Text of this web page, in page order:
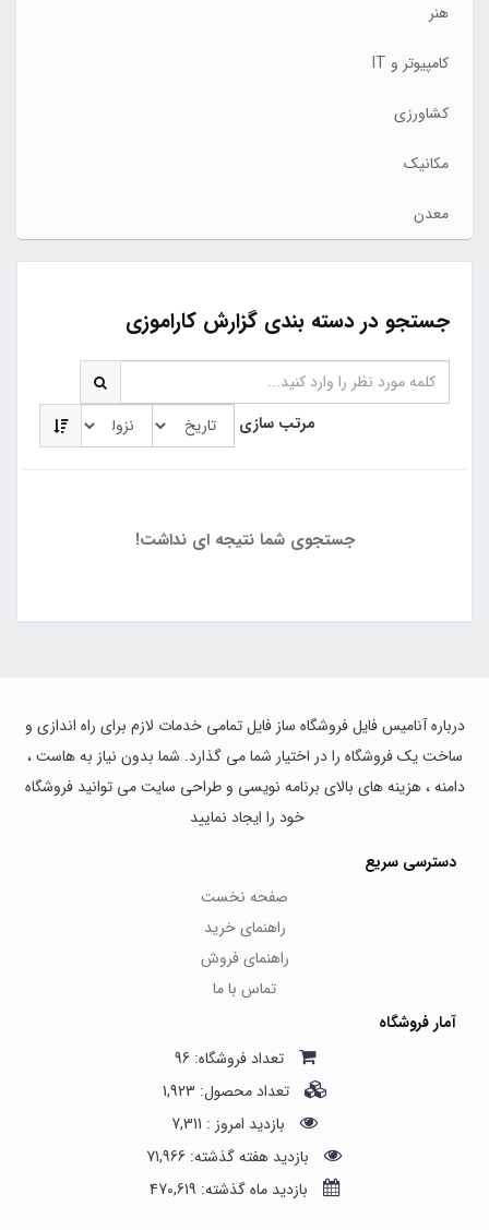
هنر
کامپیوتر و IT
کشاورزی
مکانیک
معدن
جستجو در دسته بندی گزارش کاراموزی
مرتب سازی
جستجوی شما نتیجه ای نداشت!
درباره آنامیس فایل فروشگاه ساز فایل تمامی خدمات لازم برای راه اندازی و
ساخت یک فروشگاه را در اختیار شما می گذارد. شما بدون نیاز به هاست ،
دامنه ، هزینه های بالای برنامه نویسی و طراحی سایت می توانید فروشگاه
خود را ایجاد نمایید
دسترسی سریع
صفحه نخست
راهنمای خرید
راهنمای فروش
تماس با ما
آمار فروشگاه
تعداد فروشگاه: 96
تعداد محصول: 1,923
بازدید امروز : 7,311
بازدید هفته گذشته: 71,966
بازدید ماه گذشته: 470,619